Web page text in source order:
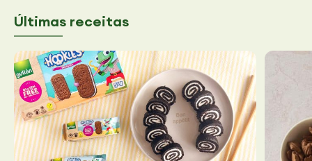
Últimas receitas